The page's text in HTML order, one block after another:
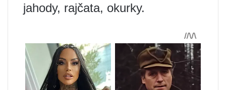
jahody, rajčata, okurky.